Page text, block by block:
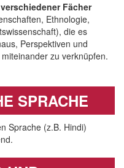
Fächer
Ethnologie,
die es
Perspektiven und
zu verknüpfen.
SPRACHE
Sprache (z.B. Hindi)